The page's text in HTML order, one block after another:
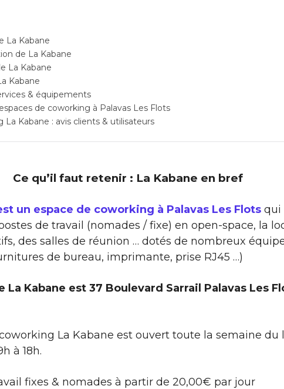
La Kabane
de La Kabane
La Kabane
Kabane
& équipements
de coworking à Palavas Les Flots
La Kabane : avis clients & utilisateurs
Ce qu’il faut retenir : La Kabane en bref
un espace de coworking à Palavas Les Flots qui
de travail (nomades / fixe) en open-space, la
des salles de réunion … dotés de nombreux
de bureau, imprimante, prise RJ45 …)
La Kabane est 37 Boulevard Sarrail Palavas Les
coworking La Kabane est ouvert toute la semaine du
à 18h.
fixes & nomades à partir de 20,00€ par jour